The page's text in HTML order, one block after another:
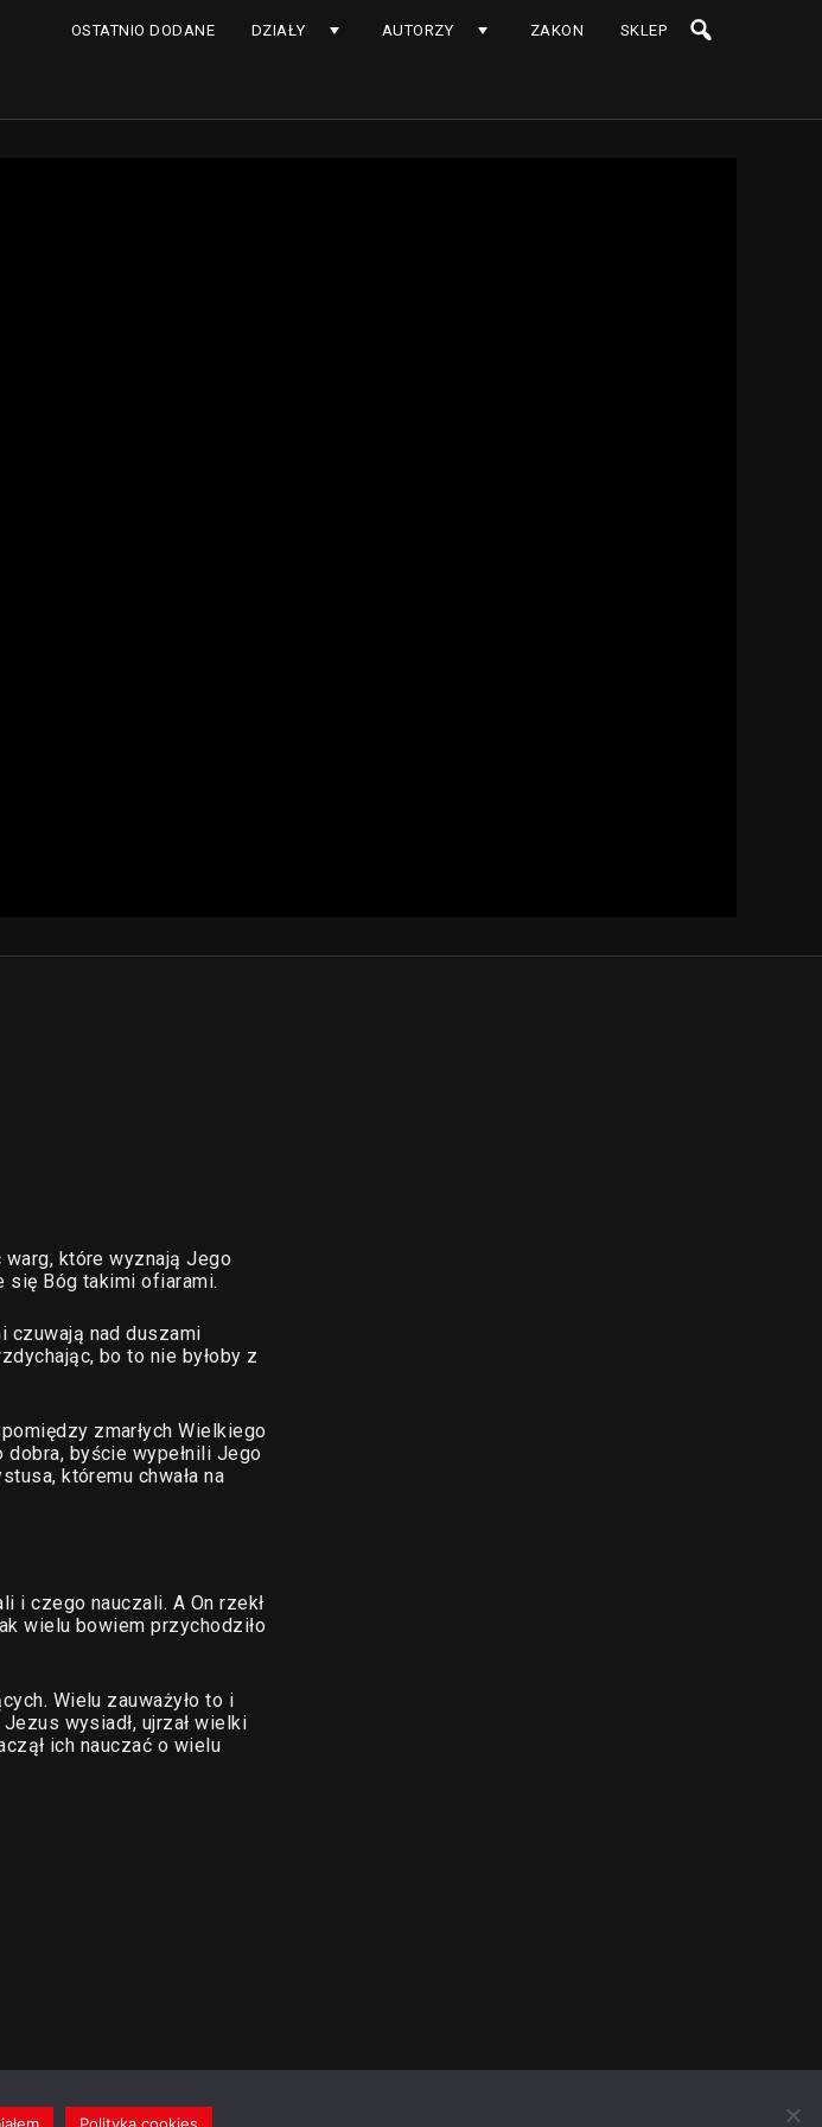
OSTATNIO DODANE DZIAŁY AUTORZY ZAKON SKLEP
które wyznają Jego
się Bóg takimi ofiarami.
czuwają nad duszami
bo to nie byłoby z
zmarłych Wielkiego
byście wypełnili Jego
któremu chwała na
i czego nauczali. A On rzekł
wielu bowiem przychodziło
Wielu zauważyło to i
wysiadł, ujrzał wielki
ich nauczać o wielu